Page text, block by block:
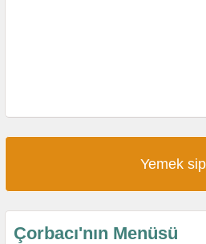
Yemek
Çorbacı'nın Menüsü